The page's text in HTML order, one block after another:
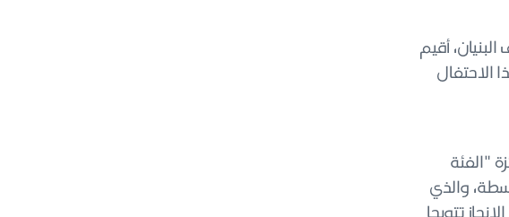
أقيم
الاحتفال
"الفئة
والذي
تتويجا